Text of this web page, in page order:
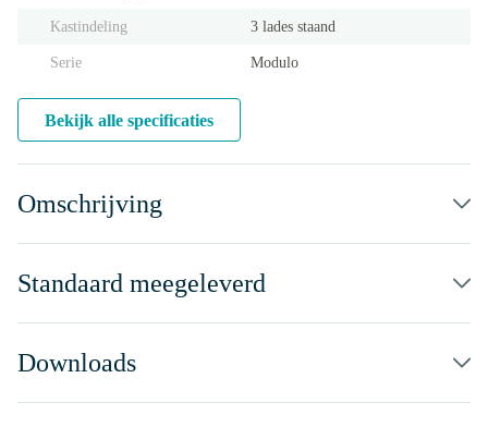
Kastindeling 3 lades staand
Serie Modulo
Bekijk alle specificaties
Omschrijving
Standaard meegeleverd
Downloads